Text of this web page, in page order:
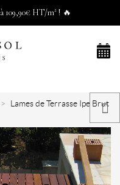
à 109,90€ HT/m² ! 🔥
Lames de Terrasse Ipe Brut